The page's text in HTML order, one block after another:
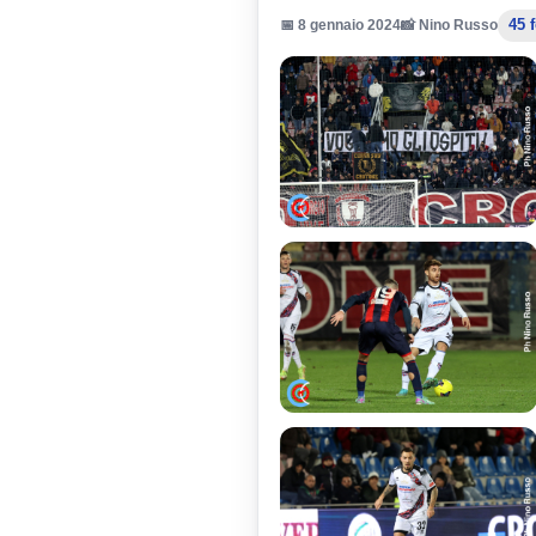
📅 8 gennaio 2024📸 Nino Russo 45